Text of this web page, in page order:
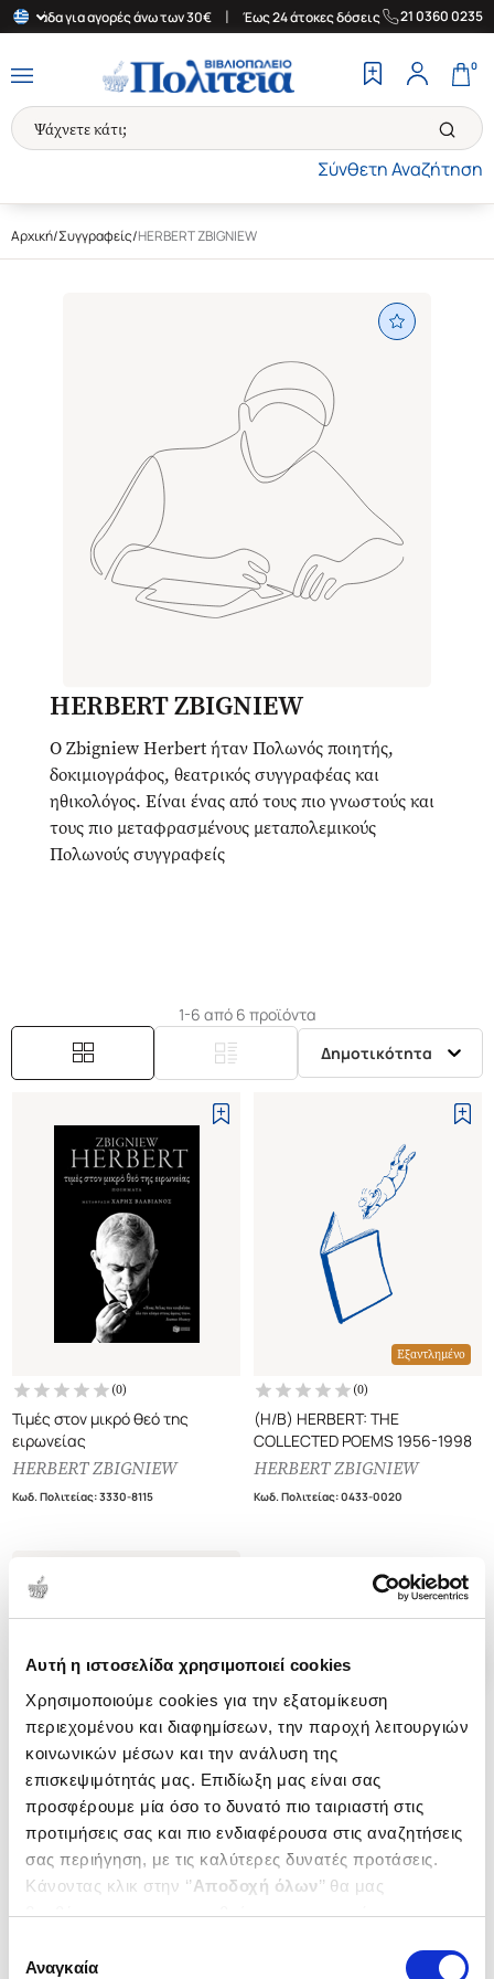
Αυτή η ιστοσελίδα χρησιμοποιεί cookies
Χρησιμοποιούμε cookies για την εξατομίκευση
περιεχομένου και διαφημίσεων, την παροχή λειτουργιών
κοινωνικών μέσων και την ανάλυση της
επισκεψιμότητάς μας. Επιδίωξη μας είναι σας
προσφέρουμε μία όσο το δυνατό πιο ταιριαστή στις
προτιμήσεις σας και πιο ενδιαφέρουσα στις αναζητήσεις
σας περιήγηση, με τις καλύτερες δυνατές προτάσεις.
Κάνοντας κλικ στην ‘’Αποδοχή όλων’’ θα μας
βοηθήσετε να ανταποκριθούμε στα παραπάνω.
ενδιαφέρουν και να επιλέξετε από τα παρακάτω με την
συγκατάθεσης
Αναγκαία
για αγορές άνω των 30€ Έως 24 άτοκες δόσεις | Δωρεάν
21 0360 0235
Σύνθετη Αναζήτηση
0
Αρχική/Συγγραφείς/HERBERT ZBIGNIEW
HERBERT ZBIGNIEW
Ο Zbigniew Herbert ήταν Πολωνός ποιητής,
δοκιμιογράφος, θεατρικός συγγραφέας και
ηθικολόγος. Είναι ένας από τους πιο γνωστούς και
τους πιο μεταφρασμένους μεταπολεμικούς
Πολωνούς συγγραφείς
1-6 από 6 προϊόντα
Δημοτικότητα
(0)
Τιμές στον μικρό θεό της
ειρωνείας
HERBERT ZBIGNIEW
Κωδ. Πολιτείας:3330-8115
15
Τιμή Έκδοσης
Εξαντλημένο
(0)
(H/B) HERBERT: THE
COLLECTED POEMS 1956-1998
HERBERT ZBIGNIEW
Κωδ. Πολιτείας:0433-0020
Εξαντλημένο